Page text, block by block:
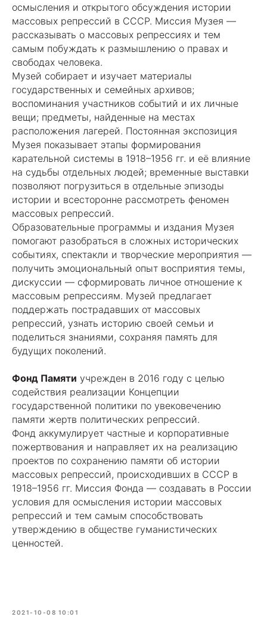
осмысления и открытого обсуждения истории
массовых репрессий в СССР. Миссия Музея —
рассказывать о массовых репрессиях и тем
самым побуждать к размышлению о правах и
свободах человека.
Музей собирает и изучает материалы
государственных и семейных архивов;
воспоминания участников событий и их личные
вещи; предметы, найденные на местах
расположения лагерей. Постоянная экспозиция
Музея показывает этапы формирования
карательной системы в 1918–1956 гг. и её влияние
на судьбы отдельных людей; временные выставки
позволяют погрузиться в отдельные эпизоды
истории и всесторонне рассмотреть феномен
массовых репрессий.
Образовательные программы и издания Музея
помогают разобраться в сложных исторических
событиях, спектакли и творческие мероприятия —
получить эмоциональный опыт восприятия темы,
дискуссии — сформировать личное отношение к
массовым репрессиям. Музей предлагает
поддержать пострадавших от массовых
репрессий, узнать историю своей семьи и
поделиться знаниями, сохраняя память для
будущих поколений.
Фонд Памяти учрежден в 2016 году с целью
содействия реализации Концепции
государственной политики по увековечению
памяти жертв политических репрессий.
Фонд аккумулирует частные и корпоративные
пожертвования и направляет их на реализацию
проектов по сохранению памяти об истории
массовых репрессий, происходивших в СССР в
1918–1956 гг. Миссия Фонда — создавать в России
условия для осмысления истории массовых
репрессий и тем самым способствовать
утверждению в обществе гуманистических
ценностей.
2021-10-08 10:01